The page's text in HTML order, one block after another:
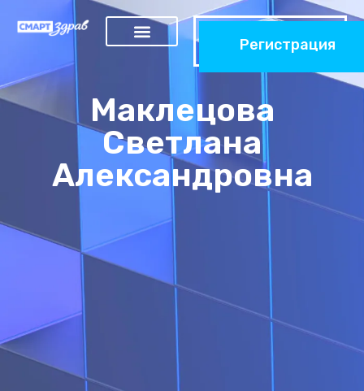
Регистрация
Маклецова
Светлана
Александровна